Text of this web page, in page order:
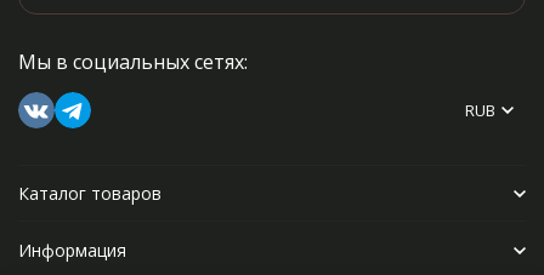
Мы в социальных сетях:
RUB
Каталог товаров
Информация